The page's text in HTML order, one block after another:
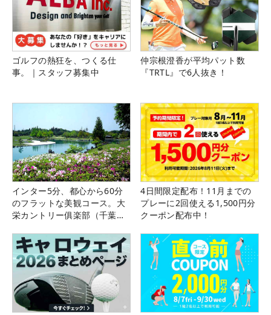
ゴルフの熱狂を、つくる仕
事。｜スタッフ募集中
仲宗根澄香が平均パット数
『TRTL』で6人抜き！
インター5分、都心から60分
のフラットな美観コース。大
栄カントリー俱楽部（千葉
4日間限定配布！11月までの
プレーに2回使える1,500円分
クーポン配布中！